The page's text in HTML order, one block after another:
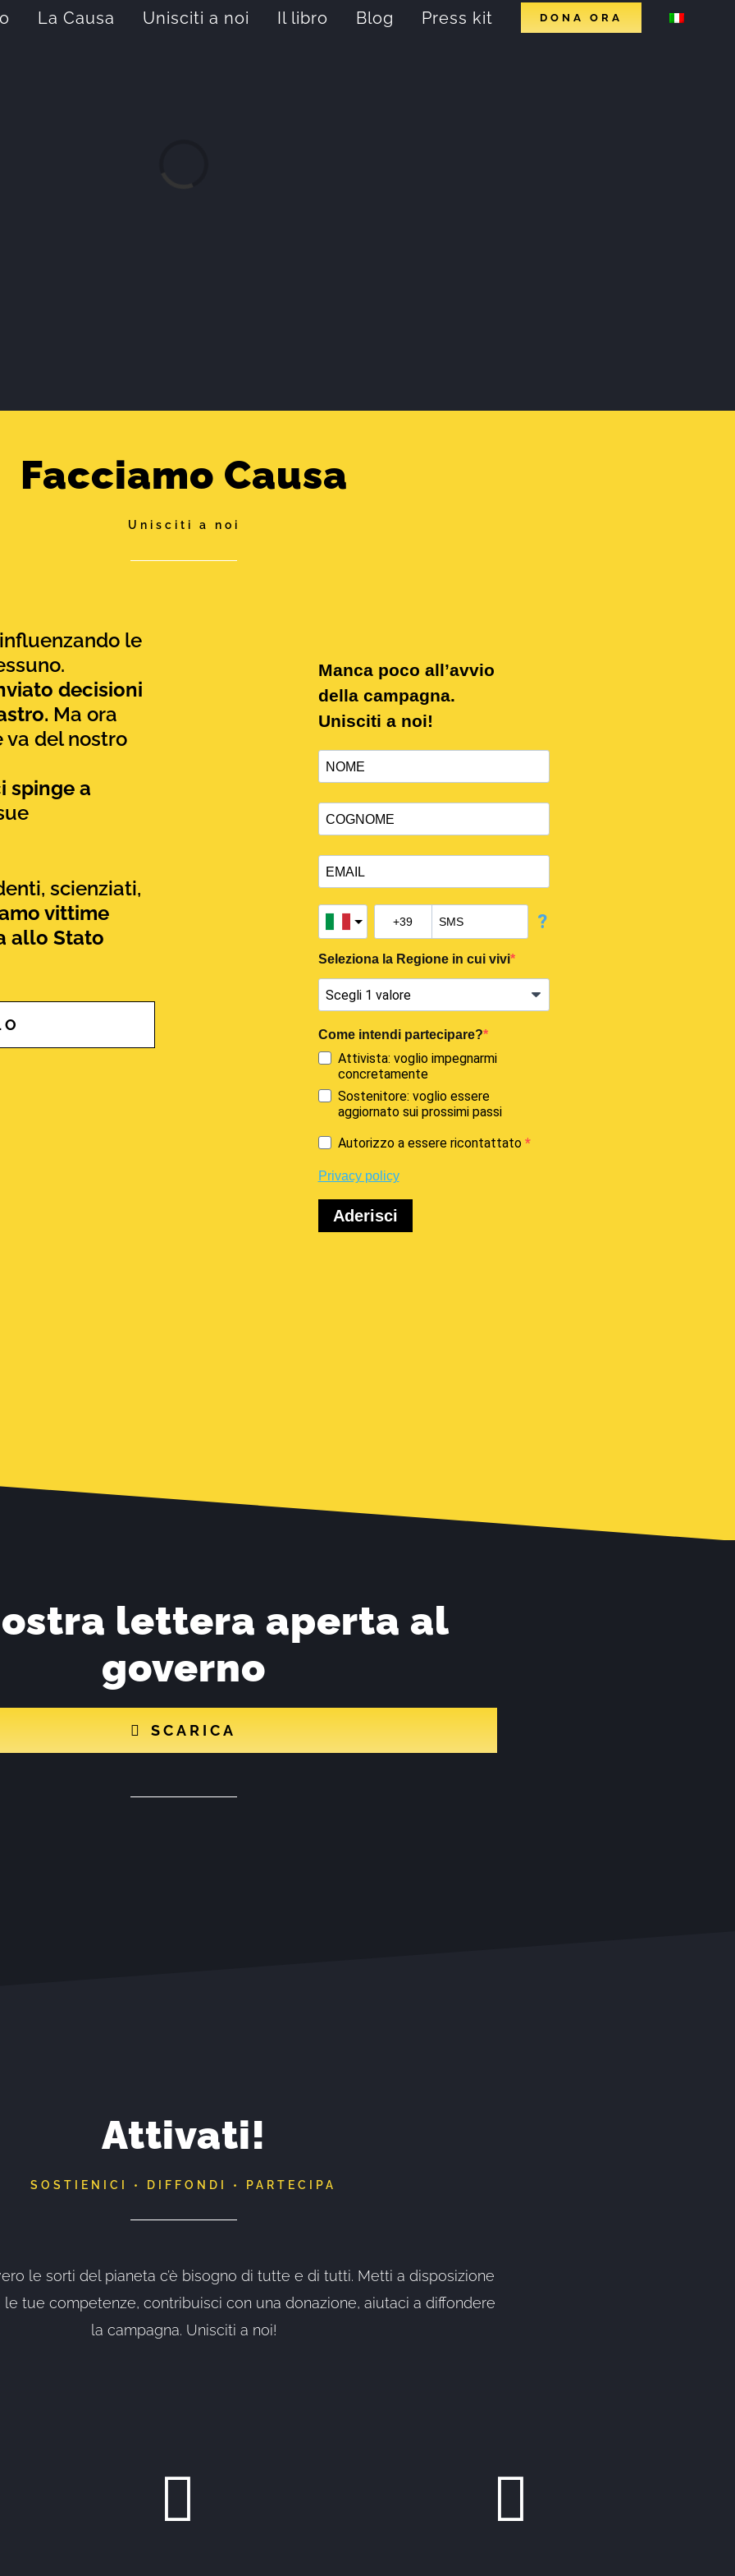
La Causa Unisciti a noi Il libro Blog Press kit DONA ORA
Caricamento...
Facciamo Causa
Unisciti a noi
le
decisioni
Ma ora
va del nostro
spinge a
scienziati,
vittime
allo Stato
lettera aperta al
governo
SCARICA
Attivati!
SOSTIENICI • DIFFONDI • PARTECIPA
le sorti del pianeta c’è bisogno di tutte e di tutti. Metti a disposizione
tue competenze, contribuisci con una donazione, aiutaci a diffondere
la campagna. Unisciti a noi!